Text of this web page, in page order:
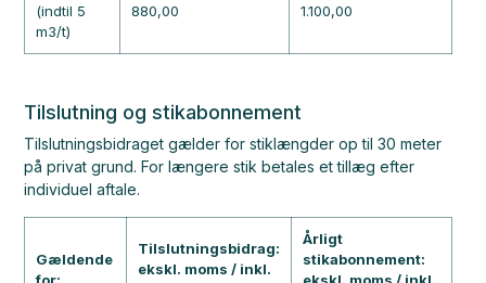
(indtil 5
m3/t)
880,00 1.100,00
Tilslutning og stikabonnement
Tilslutningsbidraget gælder for stiklængder op til 30 meter
på privat grund. For længere stik betales et tillæg efter
individuel aftale.
Gældende
Tilslutningsbidrag:
ekskl. moms / inkl.
Årligt
stikabonnement: